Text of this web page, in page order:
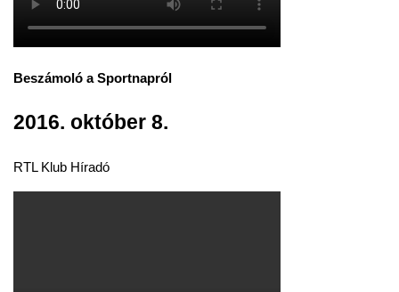
Beszámoló a Sportnapról
2016. október 8.
RTL Klub Híradó